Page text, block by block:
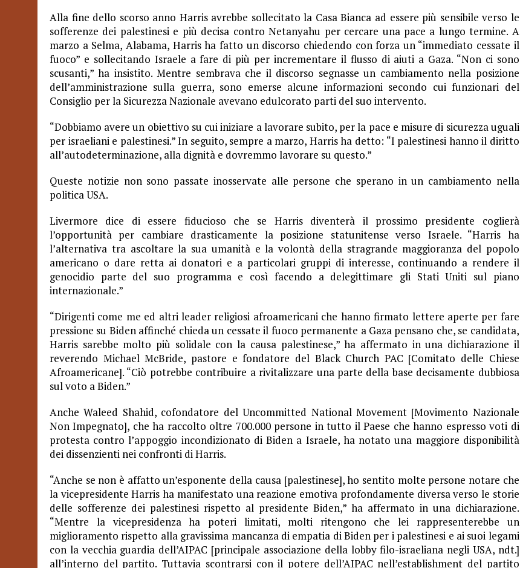
Alla fine dello scorso anno Harris avrebbe sollecitato la Casa Bianca ad essere più sensibile verso le
sofferenze dei palestinesi e più decisa contro Netanyahu per cercare una pace a lungo termine. A
marzo a Selma, Alabama, Harris ha fatto un discorso chiedendo con forza un “immediato cessate il
fuoco” e sollecitando Israele a fare di più per incrementare il flusso di aiuti a Gaza. “Non ci sono
scusanti,” ha insistito. Mentre sembrava che il discorso segnasse un cambiamento nella posizione
dell’amministrazione sulla guerra, sono emerse alcune informazioni secondo cui funzionari del
Consiglio per la Sicurezza Nazionale avevano edulcorato parti del suo intervento.
“Dobbiamo avere un obiettivo su cui iniziare a lavorare subito, per la pace e misure di sicurezza uguali
per israeliani e palestinesi.” In seguito, sempre a marzo, Harris ha detto: “I palestinesi hanno il diritto
all’autodeterminazione, alla dignità e dovremmo lavorare su questo.”
Queste notizie non sono passate inosservate alle persone che sperano in un cambiamento nella
politica USA.
Livermore dice di essere fiducioso che se Harris diventerà il prossimo presidente coglierà
l’opportunità per cambiare drasticamente la posizione statunitense verso Israele. “Harris ha
l’alternativa tra ascoltare la sua umanità e la volontà della stragrande maggioranza del popolo
americano o dare retta ai donatori e a particolari gruppi di interesse, continuando a rendere il
genocidio parte del suo programma e così facendo a delegittimare gli Stati Uniti sul piano
internazionale.”
“Dirigenti come me ed altri leader religiosi afroamericani che hanno firmato lettere aperte per fare
pressione su Biden affinché chieda un cessate il fuoco permanente a Gaza pensano che, se candidata,
Harris sarebbe molto più solidale con la causa palestinese,” ha affermato in una dichiarazione il
reverendo Michael McBride, pastore e fondatore del Black Church PAC [Comitato delle Chiese
Afroamericane]. “Ciò potrebbe contribuire a rivitalizzare una parte della base decisamente dubbiosa
sul voto a Biden.”
Anche Waleed Shahid, cofondatore del Uncommitted National Movement [Movimento Nazionale
Non Impegnato], che ha raccolto oltre 700.000 persone in tutto il Paese che hanno espresso voti di
protesta contro l’appoggio incondizionato di Biden a Israele, ha notato una maggiore disponibilità
dei dissenzienti nei confronti di Harris.
“Anche se non è affatto un’esponente della causa [palestinese], ho sentito molte persone notare che
la vicepresidente Harris ha manifestato una reazione emotiva profondamente diversa verso le storie
delle sofferenze dei palestinesi rispetto al presidente Biden,” ha affermato in una dichiarazione.
“Mentre la vicepresidenza ha poteri limitati, molti ritengono che lei rappresenterebbe un
miglioramento rispetto alla gravissima mancanza di empatia di Biden per i palestinesi e ai suoi legami
con la vecchia guardia dell’AIPAC [principale associazione della lobby filo-israeliana negli USA, ndt.]
all’interno del partito. Tuttavia scontrarsi con il potere dell’AIPAC nell’establishment del partito